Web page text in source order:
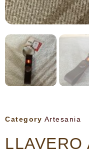
Category Artesania
LLAVERO